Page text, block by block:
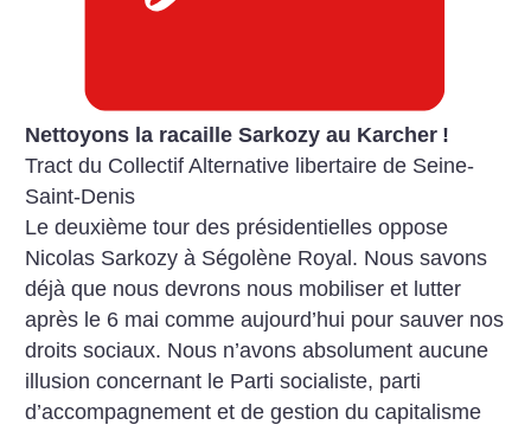
Nettoyons la racaille Sarkozy au Karcher !
Tract du Collectif Alternative libertaire de Seine-
Saint-Denis
Le deuxième tour des présidentielles oppose
Nicolas Sarkozy à Ségolène Royal. Nous savons
déjà que nous devrons nous mobiliser et lutter
après le 6 mai comme aujourd’hui pour sauver nos
droits sociaux. Nous n’avons absolument aucune
illusion concernant le Parti socialiste, parti
d’accompagnement et de gestion du capitalisme